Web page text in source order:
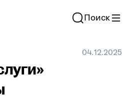
Поиск
04.12.2025